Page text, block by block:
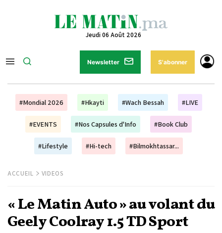
Jeudi 06 Août 2026
Newsletter S'abonner
#Mondial 2026 #Hkayti #Wach Bessah #LIVE
#EVENTS #Nos Capsules d'Info #Book Club
#Lifestyle #Hi-tech #Bilmokhtassar...
ACCUEIL VIDEOS
« Le Matin Auto » au volant du
Geely Coolray 1.5 TD Sport